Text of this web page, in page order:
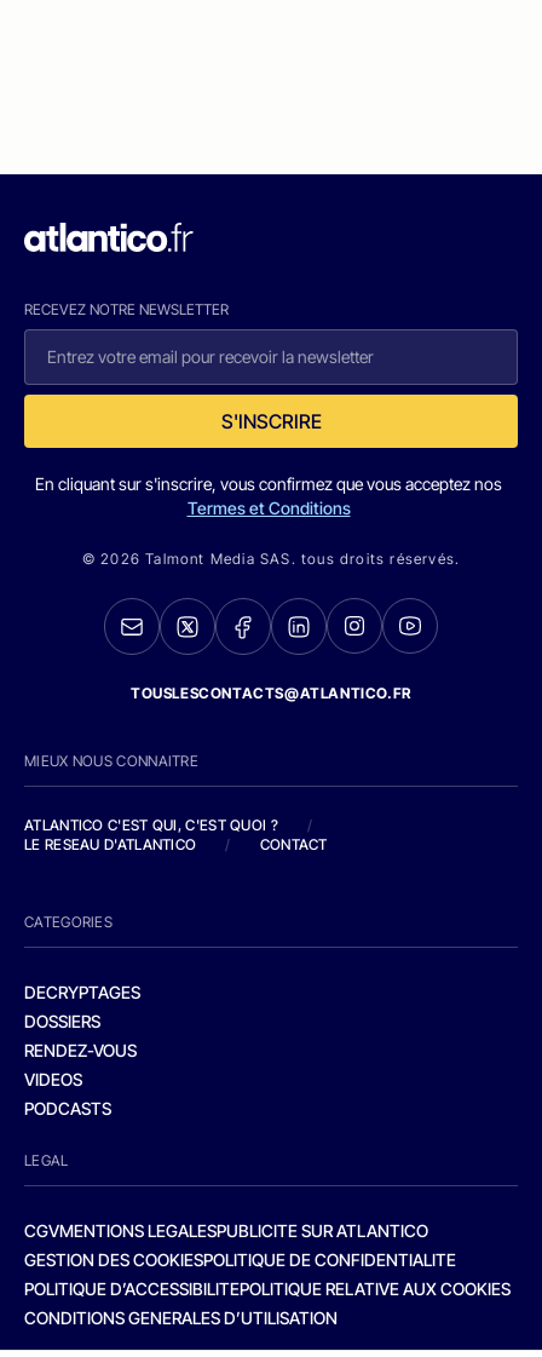
RECEVEZ NOTRE NEWSLETTER
S'INSCRIRE
En cliquant sur s'inscrire, vous confirmez que vous acceptez nos
Termes et Conditions
© 2026 Talmont Media SAS. tous droits réservés.
TOUSLESCONTACTS@ATLANTICO.FR
MIEUX NOUS CONNAITRE
ATLANTICO C'EST QUI, C'EST QUOI ?
/
LE RESEAU D'ATLANTICO
/ CONTACT
CATEGORIES
DECRYPTAGES
DOSSIERS
RENDEZ-VOUS
VIDEOS
PODCASTS
LEGAL
CGVMENTIONS LEGALESPUBLICITE SUR ATLANTICO
GESTION DES COOKIESPOLITIQUE DE CONFIDENTIALITE
POLITIQUE D’ACCESSIBILITEPOLITIQUE RELATIVE AUX COOKIES
CONDITIONS GENERALES D’UTILISATION